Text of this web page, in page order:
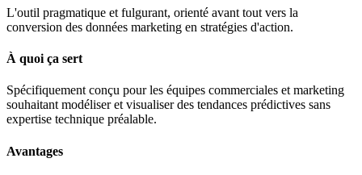
L'outil pragmatique et fulgurant, orienté avant tout vers la
conversion des données marketing en stratégies d'action.
À quoi ça sert
Spécifiquement conçu pour les équipes commerciales et marketing
souhaitant modéliser et visualiser des tendances prédictives sans
expertise technique préalable.
Avantages